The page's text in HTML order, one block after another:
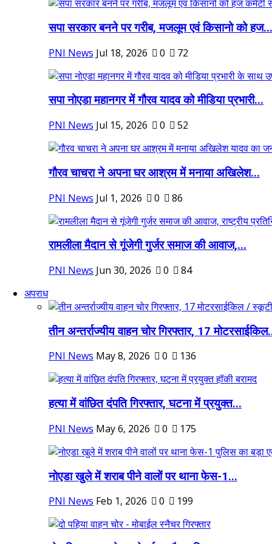
सपा सरकार बनने पर गरीब, मजलूम एवं किसानो को हज...
PNI News Jul 18, 2026 0 72
सपा नोएडा महानगर में गौरव यादव को मीडिया प्रभारी...
PNI News Jul 15, 2026 0 52
गौरव चाचरा ने अपना घर आश्रम में मनाया अखिलेश...
PNI News Jul 1, 2026 0 86
रामलीला मैदान से गूंजेगी गुर्जर समाज की आवाज,...
PNI News Jun 30, 2026 0
84
अपराध
तीन अन्तर्राज्यीय वाहन चोर गिरफ्तार, 17
PNI News May 8, 2026 0 136
हत्या में वांछित दंपति गिरफ्तार, घटना में प्रयुक्त...
PNI News May 6, 2026 0 175
नोएडा खुले में शराब पीने वालों पर थाना फेस-1...
PNI News Feb 1, 2026 0 199